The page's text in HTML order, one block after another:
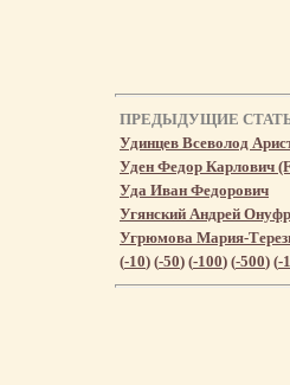
ПРЕДЫДУЩИЕ
Удинцев Всеволод
Уден Федор Карлович
Уда Иван Федорович
Угянский Андрей
Угрюмова Мария-
(-10) (-50) (-100) (-500) (-